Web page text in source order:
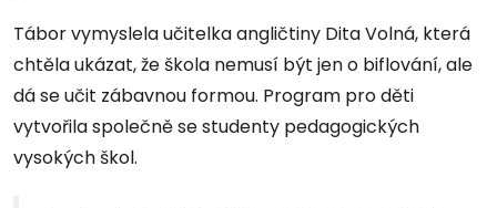
Tábor vymyslela učitelka angličtiny Dita Volná, která
chtěla ukázat, že škola nemusí být jen o biflování, ale
dá se učit zábavnou formou. Program pro děti
vytvořila společně se studenty pedagogických
vysokých škol.